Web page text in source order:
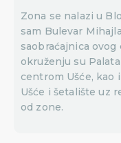
Zona se nalazi u
sam Bulevar
saobraćajnica ovog
okruženju su
centrom Ušće, kao
Ušće i šetalište uz
od zone.